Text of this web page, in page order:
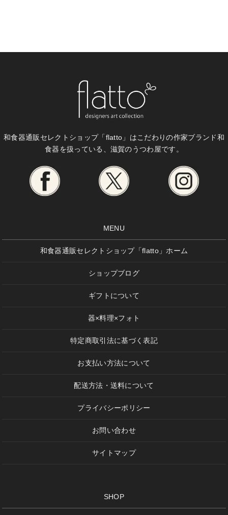
和食器通販セレクトショップ「flatto」はこだわりの作家ブランド和
食器を扱っている、滋賀のうつわ屋です。
MENU
和食器通販セレクトショップ「flatto」ホーム
ショップブログ
ギフトについて
器×料理×フォト
特定商取引法に基づく表記
お支払い方法について
配送方法・送料について
プライバシーポリシー
お問い合わせ
サイトマップ
SHOP